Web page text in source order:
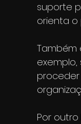
suporte
orienta o
Também
proceder
Por